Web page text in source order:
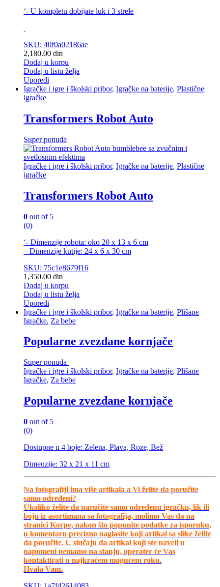
‘- U kompletu dobijate luk i 3 strele
SKU: 40f0a02186ae
2,180.00 din
Dodaj u korpu
Dodaj u listu želja
Uporedi
Igračke i igre i školski pribor, Igračke na baterije, Plastične
igračke
Transformers Robot Auto
Super ponuda
Igračke i igre i školski pribor, Igračke na baterije, Plastične
igračke
Transformers Robot Auto
0 out of 5
(0)
‘- Dimenzije robota: oko 20 x 13 x 6 cm
– Dimenzije kutije: 24 x 6 x 30 cm
SKU: 75c1e8679f16
1,350.00 din
Dodaj u korpu
Dodaj u listu želja
Uporedi
Igračke i igre i školski pribor, Igračke na baterije, Plišane
Igračke, Za bebe
Popularne zvezdane kornjače
Super ponuda
Igračke i igre i školski pribor, Igračke na baterije, Plišane
Igračke, Za bebe
Popularne zvezdane kornjače
0 out of 5
(0)
Dostupne u 4 boje: Zelena, Plava, Roze, Bež
Dimenzije: 32 x 21 x 11 cm
Na fotografiji ima više artikala a Vi želite da poručite
samo određeni?
Ukoliko želite da naručite samo određenu igračku, lik ili
boju iz asortimana sa fotografija, molimo Vas da na
stranici Korpe, nakon što popunite podatke za isporuku,
u komentaru precizno naglasite koji artikal sa slike želite
da poručite. U slučaju da artikal koji ste naveli u
napomeni nemamo na stanju, operater će Vas
kontaktirati u najkraćem mogućem roku.
Hvala Vam.